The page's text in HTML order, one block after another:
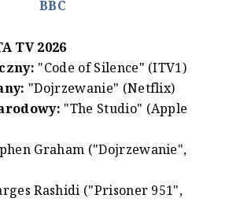
BBC
TV 2026
"Code of Silence" (ITV1)
"Dojrzewanie" (Netflix)
"The Studio" (Apple
Graham ("Dojrzewanie",
Rashidi ("Prisoner 951",